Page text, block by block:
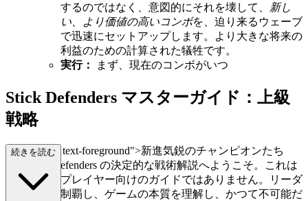
するのではなく、意図的にそれを壊して、
新し
い、より価値の高いコンボを、迫り来るウェーブ
で迅速にセットアップします。より大きな将来の
利益のための計算された犠牲です。
実行：
まず、現在のコンボがいつ
Stick Defenders マスターガイド：上級
戦略
class="mb-4 text-foreground">新進気鋭のチャンピオンたち
よ、Stick Defenders の決定的な戦術解説へようこそ。これは
カジュアルプレイヤー向けのガイドではありません。リーダ
ーボードを制覇し、ゲームの本質を理解し、かつて不可能だ
続きを読む